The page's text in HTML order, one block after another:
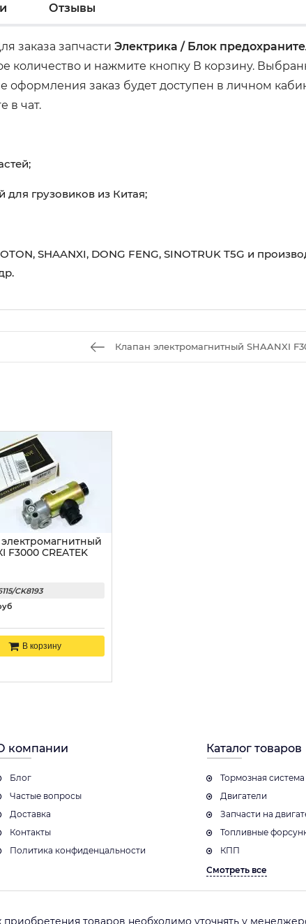
Отзывы
заказа запчасти Электрика / Блок
количество и нажмите кнопку В корзину.
оформления заказ будет доступен в личном
в чат.
для грузовиков из Китая;
SHAANXI, DONG FENG, SINOTRUK T5G и
Клапан электромагнитный SHAANXI
F3000 CREATEK
CK8193
В корзину
компании
Блог
Частые вопросы
Доставка
Контакты
Политика конфиденцальности
Каталог товаров
Тормозная система
Двигатели
Запчасти на
Топливные
КПП
Смотреть все